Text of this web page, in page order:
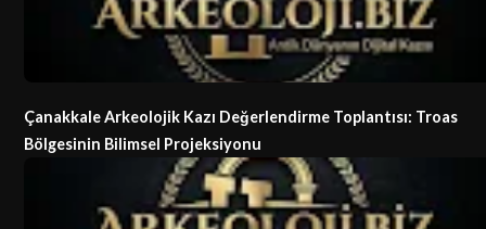
Çanakkale Arkeolojik Kazı Değerlendirme Toplantısı: Troas
Bölgesinin Bilimsel Projeksiyonu